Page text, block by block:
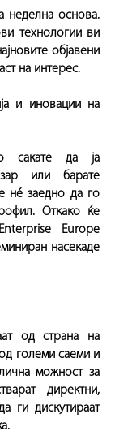
неделна основа.
технологии ви
објавени
на интерес.
и иновации на
сакате да ја
или барате
нé заедно да го
Откако ќе
Europe
насекаде
од страна на
големи саеми и
можност за
директни,
ги дискутираат